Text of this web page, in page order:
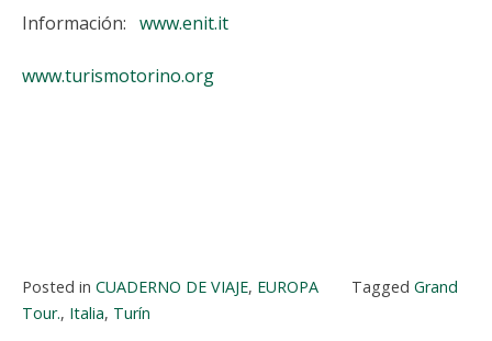
Información: www.enit.it
www.turismotorino.org
Posted in CUADERNO DE VIAJE, EUROPA Tagged Grand
Tour., Italia, Turín